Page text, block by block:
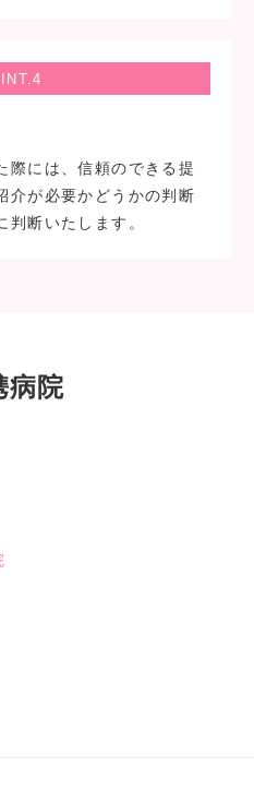
際には、信頼のできる提
介が必要かどうかの判断
判断いたします。
病院